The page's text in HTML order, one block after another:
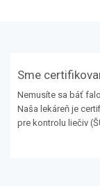
Sme
Nemusíte sa báť
Naša lekáreň je
pre kontrolu liečiv